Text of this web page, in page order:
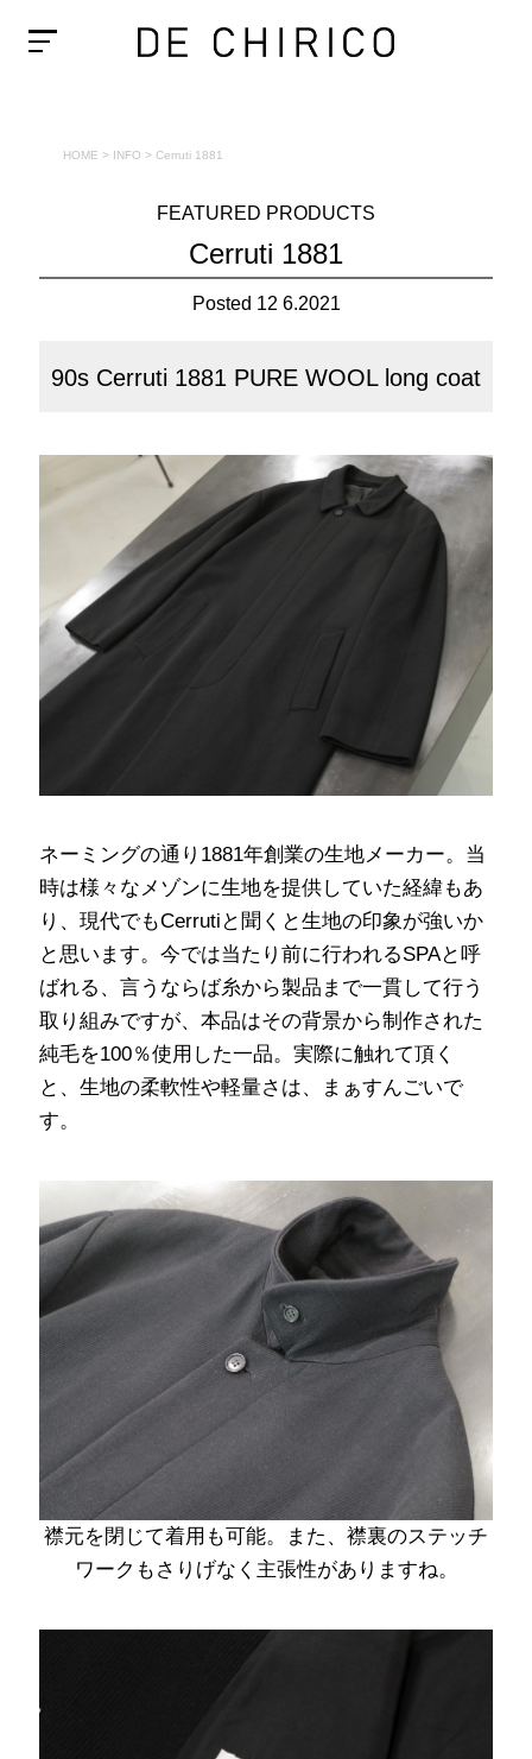
HOME > INFO > Cerruti 1881
FEATURED PRODUCTS
Cerruti 1881
Posted 12 6.2021
90s Cerruti 1881 PURE WOOL long coat
ネーミングの通り1881年創業の生地メーカー。当
時は様々なメゾンに生地を提供していた経緯もあ
り、現代でもCerrutiと聞くと生地の印象が強いか
と思います。今では当たり前に行われるSPAと呼
ばれる、言うならば糸から製品まで一貫して行う
取り組みですが、本品はその背景から制作された
純毛を100％使用した一品。実際に触れて頂く
と、生地の柔軟性や軽量さは、まぁすんごいで
す。
襟元を閉じて着用も可能。また、襟裏のステッチ
ワークもさりげなく主張性がありますね。